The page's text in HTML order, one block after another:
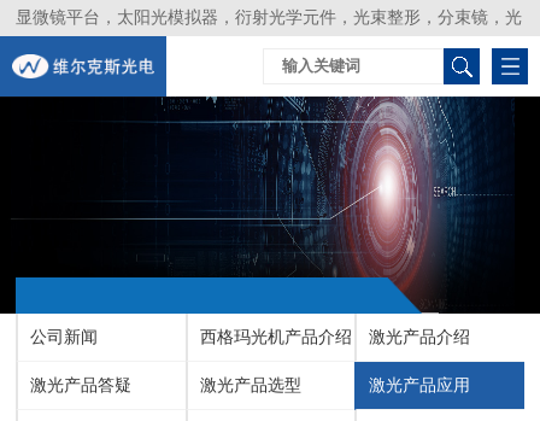
显微镜平台，太阳光模拟器，衍射光学元件，光束整形，分束镜，光
谱仪，生物激光器，光束分析仪，Layertec
公司新闻 西格玛光机产品介绍 激光产品介绍
激光产品答疑 激光产品选型 激光产品应用